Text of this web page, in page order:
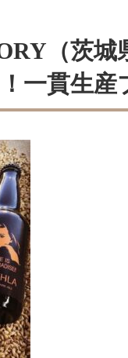
（茨
一貫生産